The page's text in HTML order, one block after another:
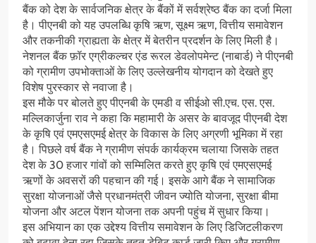
बैंक को देश के सार्वजनिक क्षेत्र के बैंकों में सर्वश्रेष्ठ बैंक का दर्जा मिला
है। पीएनबी को यह उपलब्धि कृषि ऋण, सूक्ष्म ऋण, वित्तीय समावेशन
और तकनीकी ग्राह्यता के क्षेत्र में बेतरीन प्रदर्शन के लिए मिली है।
नेशनल बैंक फ़ॉर एग्रीकल्चर एंड रूरल डेवलोपमेन्ट (नाबार्ड) ने पीएनबी
को ग्रामीण उपभोक्ताओं के लिए उल्लेखनीय योगदान को देखते हुए
विशेष पुरस्कार से नवाजा है।
इस मौके पर बोलते हुए पीएनबी के एमडी व सीईओ सी.एच. एस. एस.
मल्लिकार्जुना राव ने कहा कि महामारी के असर के बावजूद पीएनबी देश
के कृषि एवं एमएसएमई क्षेत्र के विकास के लिए अग्रणी भूमिका में रहा
है। पिछले वर्ष बैंक ने ग्रामीण संपर्क कार्यक्रम चलाया जिसके तहत
देश के 30 हजार गांवों को सम्मिलित करते हुए कृषि एवं एमएसएमई
ऋणों के अवसरों की पहचान की गई। इसके आगे बैंक ने सामाजिक
सुरक्षा योजनाओं जैसे प्रधानमंत्री जीवन ज्योति योजना, सुरक्षा बीमा
योजना और अटल पेंशन योजना तक अपनी पहुंच में सुधार किया।
इस अभियान का एक उद्देश्य वित्तीय समावेशन के लिए डिजिटलीकरण